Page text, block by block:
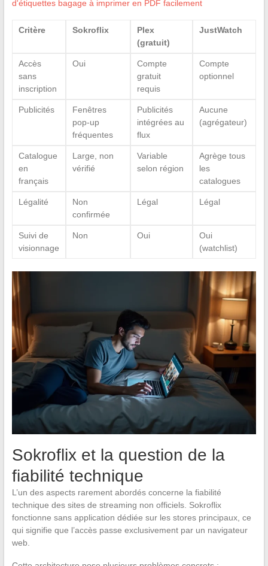
d'étiquettes bagage à imprimer en PDF facilement
Critère Sokroflix
Plex
(gratuit)
JustWatch
Accès
sans
inscription
Oui
Compte
gratuit
requis
Compte
optionnel
Publicités
Fenêtres
pop-up
fréquentes
Publicités
intégrées au
flux
Aucune
(agrégateur)
Catalogue
en
français
Large, non
vérifié
Variable
selon région
Agrège tous
les
catalogues
Légalité
Non
confirmée
Légal Légal
Suivi de
visionnage
Non Oui
Oui
(watchlist)
Sokroflix et la question de la
fiabilité technique
L’un des aspects rarement abordés concerne la fiabilité
technique des sites de streaming non officiels. Sokroflix
fonctionne sans application dédiée sur les stores principaux, ce
qui signifie que l’accès passe exclusivement par un navigateur
web.